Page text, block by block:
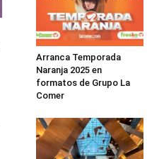
Arranca Temporada
Naranja 2025 en
formatos de Grupo La
Comer